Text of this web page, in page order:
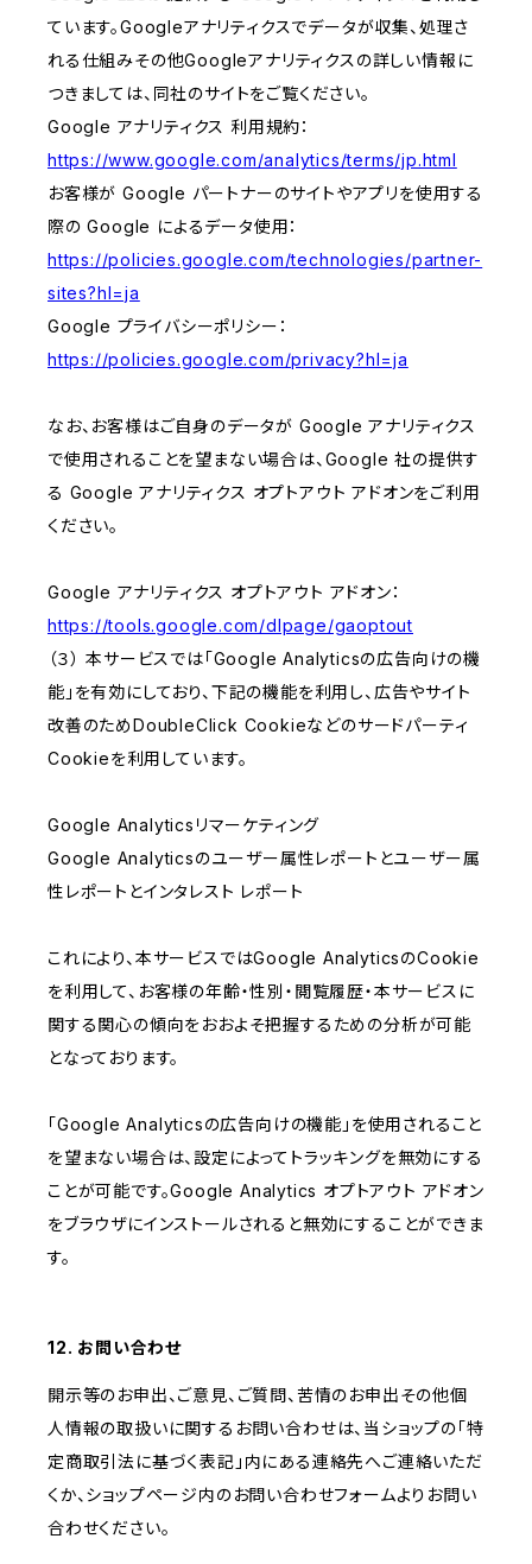
ています。Googleアナリティクスでデータが収集、処理さ
れる仕組みその他Googleアナリティクスの詳しい情報に
つきましては、同社のサイトをご覧ください。
Google アナリティクス 利用規約：
https://www.google.com/analytics/terms/jp.html
お客様が Google パートナーのサイトやアプリを使用する
際の Google によるデータ使用：
https://policies.google.com/technologies/partner-
sites?hl=ja
Google プライバシーポリシー：
https://policies.google.com/privacy?hl=ja
なお、お客様はご自身のデータが Google アナリティクス
で使用されることを望まない場合は、Google 社の提供す
る Google アナリティクス オプトアウト アドオンをご利用
ください。
Google アナリティクス オプトアウト アドオン：
https://tools.google.com/dlpage/gaoptout
（３） 本サービスでは「Google Analyticsの広告向けの機
能」を有効にしており、下記の機能を利用し、広告やサイト
改善のためDoubleClick Cookieなどのサードパーティ
Cookieを利用しています。
Google Analyticsリマーケティング
Google Analyticsのユーザー属性レポートとユーザー属
性レポートとインタレスト レポート
これにより、本サービスではGoogle AnalyticsのCookie
を利用して、お客様の年齢・性別・閲覧履歴・本サービスに
関する関心の傾向をおおよそ把握するための分析が可能
となっております。
「Google Analyticsの広告向けの機能」を使用されること
を望まない場合は、設定によってトラッキングを無効にする
ことが可能です。Google Analytics オプトアウト アドオン
をブラウザにインストールされると無効にすることができま
す。
12. お問い合わせ
開示等のお申出、ご意見、ご質問、苦情のお申出その他個
人情報の取扱いに関するお問い合わせは、当ショップの「特
定商取引法に基づく表記」内にある連絡先へご連絡いただ
くか、ショップページ内のお問い合わせフォームよりお問い
合わせください。